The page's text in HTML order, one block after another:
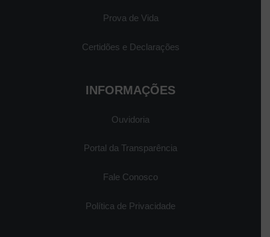
Prova de Vida
Certidões e Declarações
INFORMAÇÕES
Ouvidoria
Portal da Transparência
Fale Conosco
Política de Privacidade